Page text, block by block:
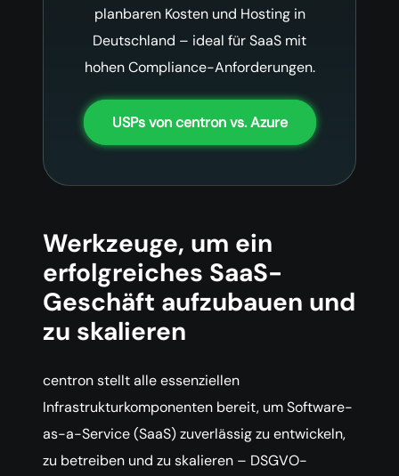
planbaren Kosten und Hosting in
Deutschland – ideal für SaaS mit
hohen Compliance-Anforderungen.
USPs von centron vs. Azure
Werkzeuge, um ein
erfolgreiches SaaS-
Geschäft aufzubauen und
zu skalieren
centron stellt alle essenziellen
Infrastrukturkomponenten bereit, um Software-
as-a-Service (SaaS) zuverlässig zu entwickeln,
zu betreiben und zu skalieren – DSGVO-